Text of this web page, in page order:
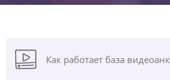
Как работает база